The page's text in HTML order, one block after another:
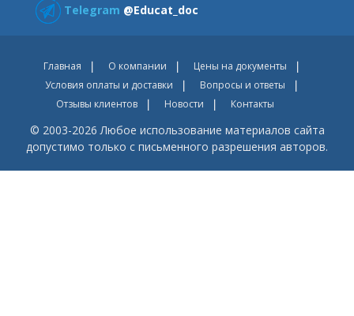
Telegram @Educat_doc
Главная О компании
Цены на документы
Условия оплаты и доставки
Вопросы и ответы
Отзывы клиентов
Новости Контакты
© 2003-2026 Любое использование материалов сайта
допустимо только с письменного разрешения авторов.